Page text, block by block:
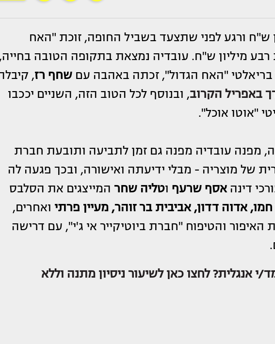
ש"ח ורגע לפני שתצעד בשביל החופה, זוכת "האח
מיליון ש"ח. עובדיה נמצאת בתקופה הטובה
"האח הגדול", זכתה באהבה עם שחף רז,
באפריל הקרוב, ובנוסף לכל הטוב הזה, השניים יככבו
"אוטו אוכל".
מפנה עובדיה מפנה גם זמן לתביעה ותובעת חברת
של מוצריה - מבלי ידיעתה ואישורה, ובכך פגעה לה
דינהאסף שרעף וטליה שחר המייצגים את הסלבס
אדוה דדון, אביבית בר זוהר, מעיין פרתי ואחרים,
והטיפוח "חברת ביוטיקייר אי ג'י", עם דרישה
י אנגלית? לחצו כאן לשיעור ניסיון מתנה וללא